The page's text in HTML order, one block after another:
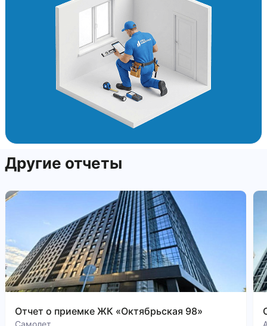
Другие отчеты
Отчет о приемке ЖК «Октябрьская 98»
Самолет